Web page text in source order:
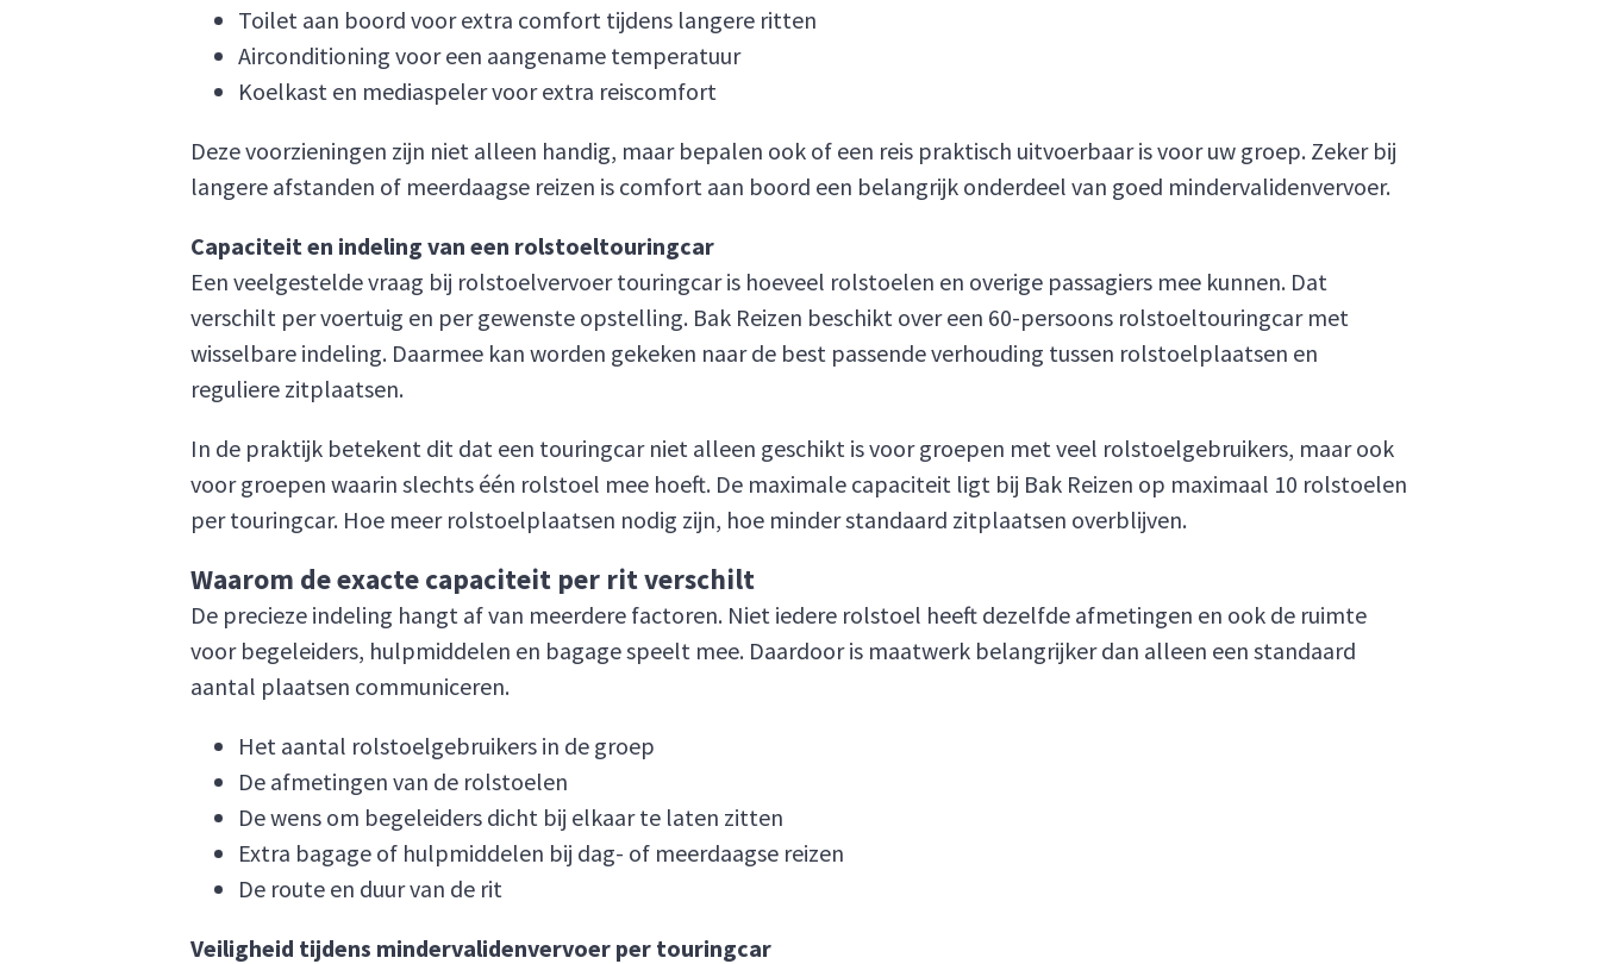
Toilet aan boord voor extra comfort tijdens langere ritten
Airconditioning voor een aangename temperatuur
Koelkast en mediaspeler voor extra reiscomfort
Deze voorzieningen zijn niet alleen handig, maar bepalen ook of een reis praktisch uitvoerbaar is voor uw groep. Zeker bij
langere afstanden of meerdaagse reizen is comfort aan boord een belangrijk onderdeel van goed mindervalidenvervoer.
Capaciteit en indeling van een rolstoeltouringcar
Een veelgestelde vraag bij rolstoelvervoer touringcar is hoeveel rolstoelen en overige passagiers mee kunnen. Dat
verschilt per voertuig en per gewenste opstelling. Bak Reizen beschikt over een 60-persoons rolstoeltouringcar met
wisselbare indeling. Daarmee kan worden gekeken naar de best passende verhouding tussen rolstoelplaatsen en
reguliere zitplaatsen.
In de praktijk betekent dit dat een touringcar niet alleen geschikt is voor groepen met veel rolstoelgebruikers, maar ook
voor groepen waarin slechts één rolstoel mee hoeft. De maximale capaciteit ligt bij Bak Reizen op maximaal 10 rolstoelen
per touringcar. Hoe meer rolstoelplaatsen nodig zijn, hoe minder standaard zitplaatsen overblijven.
Waarom de exacte capaciteit per rit verschilt
De precieze indeling hangt af van meerdere factoren. Niet iedere rolstoel heeft dezelfde afmetingen en ook de ruimte
voor begeleiders, hulpmiddelen en bagage speelt mee. Daardoor is maatwerk belangrijker dan alleen een standaard
aantal plaatsen communiceren.
Het aantal rolstoelgebruikers in de groep
De afmetingen van de rolstoelen
De wens om begeleiders dicht bij elkaar te laten zitten
Extra bagage of hulpmiddelen bij dag- of meerdaagse reizen
De route en duur van de rit
Veiligheid tijdens mindervalidenvervoer per touringcar